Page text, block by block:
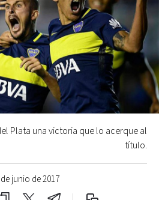
junio de 2017
Plata una victoria que lo acerque al
título.